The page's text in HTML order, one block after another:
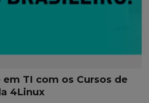
TI com os Cursos de
4Linux